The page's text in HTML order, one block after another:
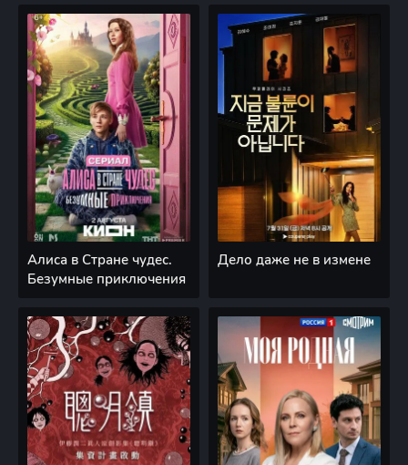
Алиса в Стране чудес.
Безумные приключения
Дело даже не в измене